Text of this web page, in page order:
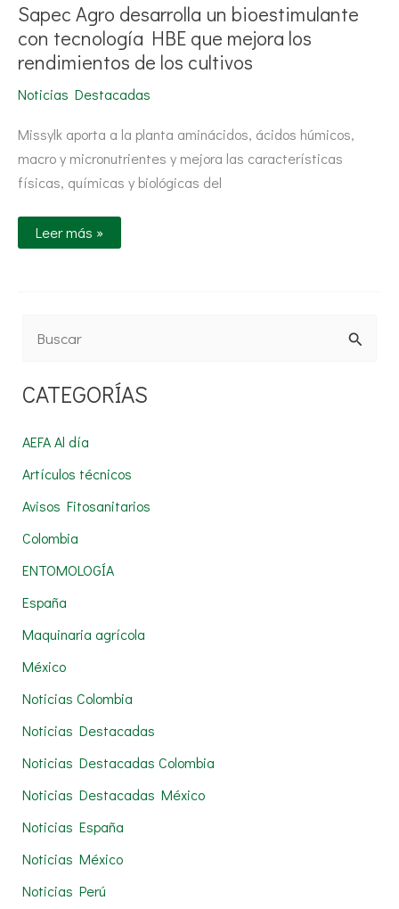
Sapec Agro desarrolla un bioestimulante
con tecnología HBE que mejora los
rendimientos de los cultivos
Noticias Destacadas
Missylk aporta a la planta aminácidos, ácidos húmicos,
macro y micronutrientes y mejora las características
físicas, químicas y biológicas del
Leer más »
s
r
p
o
r
:
CATEGORÍAS
AEFA Al día
Artículos técnicos
Avisos Fitosanitarios
Colombia
ENTOMOLOGÍA
España
Maquinaria agrícola
México
Noticias Colombia
Noticias Destacadas
Noticias Destacadas Colombia
Noticias Destacadas México
Noticias España
Noticias México
Noticias Perú